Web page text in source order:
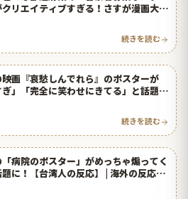
クリエイティブすぎる！さすが漫画大
続きを読む
映画『哀愁しんでれら』のポスターが
ぎ」「完全に笑わせにきてる」と話題
続きを読む
病院のポスター」がめっちゃ煽ってく
に！【台湾人の反応】 | 海外の反応ア